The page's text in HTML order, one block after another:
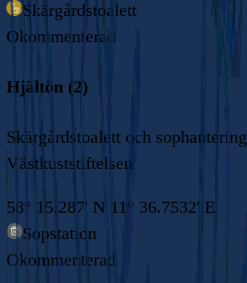
Skärgårdstoalett
Okommenterad
Hjältön (2)
Skärgårdstoalett och sophantering
Västkuststiftelsen
58° 15.287' N 11° 36.7532' E
Sopstation
Okommenterad